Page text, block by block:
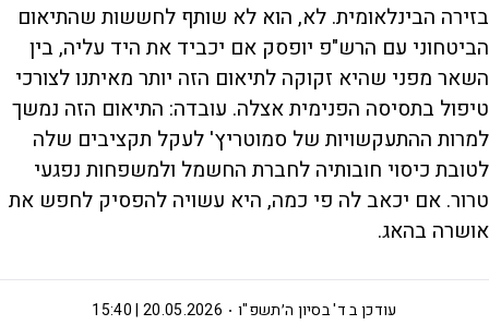
בזירה הבינלאומית. לא, הוא לא שותף לחששות שהתיאום
הביטחוני עם הרש"פ יופסק אם יכביד את היד עליה, בין
השאר מפני שהיא זקוקה לתיאום הזה יותר מאיתנו לצורכי
טיפול בתסיסה הפנימית אצלה. עובדה: התיאום הזה נמשך
למרות ההתעקשויות של סמוטריץ' לעקל תקציבים שלה
לטובת כיסוי חובותיה לחברת החשמל ולמשפחות נפגעי
טרור. אם יכאב לה פי כמה, היא עשויה להפסיק לחפש את
אושרה בהאג.
ד' בסיון ה׳תשפ"ו 20.05.2026 | 15:40 עודכן ב